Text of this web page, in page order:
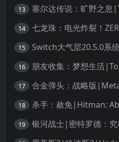
13
14
15 Switch大气层20.5.0系
16
17 合金弹头：战略版
18 杀手：赦免|Hitman:
19